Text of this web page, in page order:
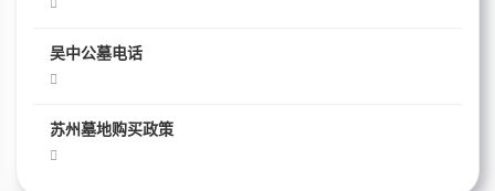
吴中公墓电话
苏州墓地购买政策